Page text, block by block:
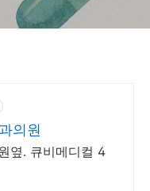
의원
옆. 큐비메디컬 4